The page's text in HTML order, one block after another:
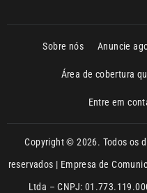
Sobre nós Anuncie
Área de cobertura
Entre em
Copyright © 2026. Todos os
reservados | Empresa de
Ltda – CNPJ: